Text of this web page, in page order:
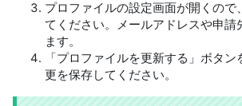
プロファイルの設定画面が開くので
てください。メールアドレスや申請
ます。
「プロファイルを更新する」ボタ
更を保存してください。